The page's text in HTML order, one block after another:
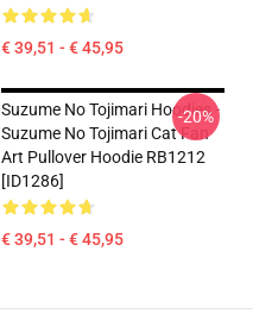
€ 39,51 - € 45,95
Suzume No Tojimari Hoodies -
Suzume No Tojimari Cat Fan
Art Pullover Hoodie RB1212
[ID1286]
€ 39,51 - € 45,95
-20%